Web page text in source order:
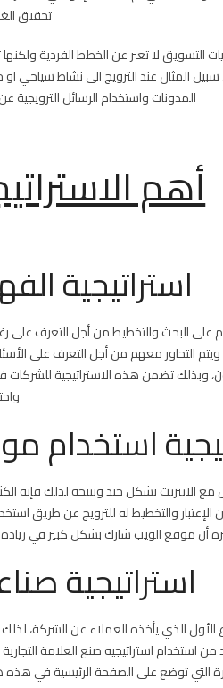
تحقيق
التسويق لا تعبر عن الخطط الفردية
المثال عند الترويج الى نشاط سياحي
المدونات واستخدام الرسائل الترويجية
أهم
استراتيجية
على البحث والتخطيط من أجل التعرف على
التحاور معهم من أجل التعرف على
وبذلك تضمن هذه الاستراتيجية
استخدام
مع الانترنت بشكل جيد ونتيجة لذلك
والتخطيط له للترويج عن طريق
موقع الويب شارك بشكل كبير في زيادة حجوزات
استراتيجية
الأول الذي يأخذه العملاء عن الشركة،
استخدام استراتيجيه صنع العلامة
التي توضع على الصفحة الرئيسية في هذه